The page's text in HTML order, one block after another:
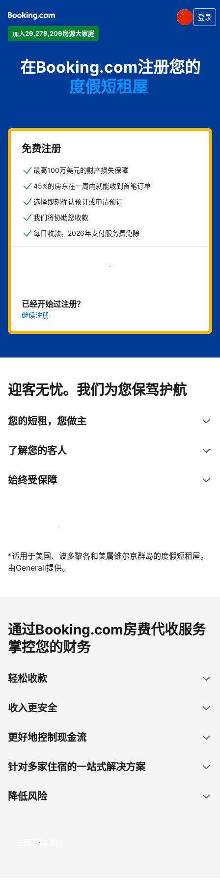
加入29,279,209房源大家庭
登录
在Booking.com注册您的
公寓
酒店
度假短租屋
住宿加早餐旅馆
免费注册
最高100万美元的财产损失保障
45%的房东在一周内就能收到首笔订单
选择即刻确认预订或申请预订
我们将协助您收款
每日收款。2026年支付服务费免除
立即开始
已经开始过注册？
继续注册
迎客无忧。我们为您保驾护航
您的短租，您做主
了解您的客人
始终受保障
立即与我们一起迎接客人
*适用于美国、波多黎各和美属维尔京群岛的度假短租屋。
由Generali提供。
通过Booking.com房费代收服务
掌控您的财务
轻松收款
收入更安全
更好地控制现金流
针对多家住宿的一站式解决方案
降低风险
立即开始赚钱